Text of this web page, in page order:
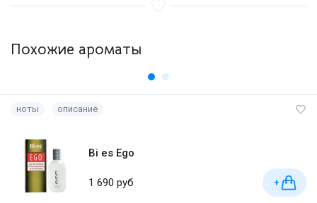
Похожие ароматы
ноты описание
Bi es Ego
1 690 руб +